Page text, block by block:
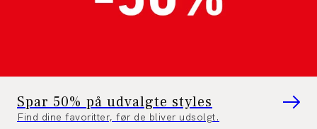
Spar 50% på udvalgte styles
Find dine favoritter, før de bliver udsolgt.